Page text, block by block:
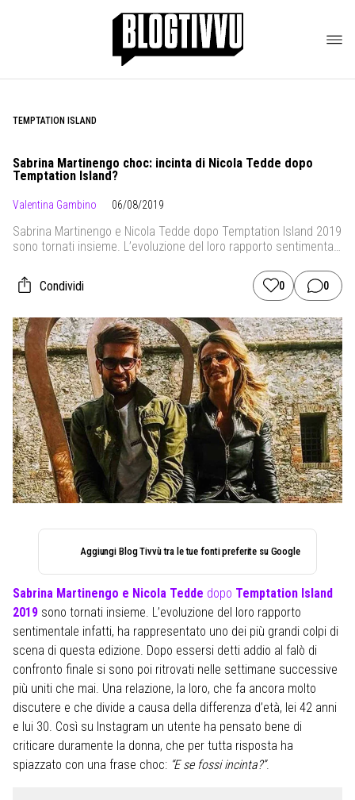
TEMPTATION ISLAND
Sabrina Martinengo choc: incinta di Nicola Tedde dopo
Temptation Island?
Valentina Gambino 06/08/2019
Sabrina Martinengo e Nicola Tedde dopo Temptation Island 2019
sono tornati insieme. L’evoluzione del loro rapporto sentimentale
questa edizione. Dopo essersi detti addio al falò di confronto
finale si sono poi ritrovati nelle settimane successive più uniti
Condividi 0 0
Aggiungi Blog Tivvù tra le tue fonti preferite su Google
Sabrina Martinengo e Nicola Tedde dopo Temptation Island
2019 sono tornati insieme. L’evoluzione del loro rapporto
sentimentale infatti, ha rappresentato uno dei più grandi colpi di
scena di questa edizione. Dopo essersi detti addio al falò di
confronto finale si sono poi ritrovati nelle settimane successive
più uniti che mai. Una relazione, la loro, che fa ancora molto
discutere e che divide a causa della differenza d’età, lei 42 anni
e lui 30. Così su Instagram un utente ha pensato bene di
criticare duramente la donna, che per tutta risposta ha
spiazzato con una frase choc: “E se fossi incinta?”.